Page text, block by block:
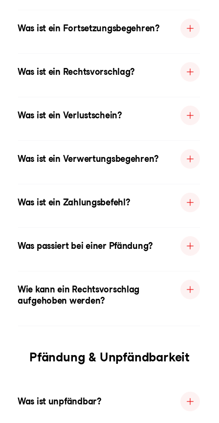
Was ist ein Fortsetzungsbegehren?
Was ist ein Rechtsvorschlag?
Was ist ein Verlustschein?
Was ist ein Verwertungsbegehren?
Was ist ein Zahlungsbefehl?
Was passiert bei einer Pfändung?
Wie kann ein Rechtsvorschlag
aufgehoben werden?
Pfändung & Unpfändbarkeit
Was ist unpfändbar?